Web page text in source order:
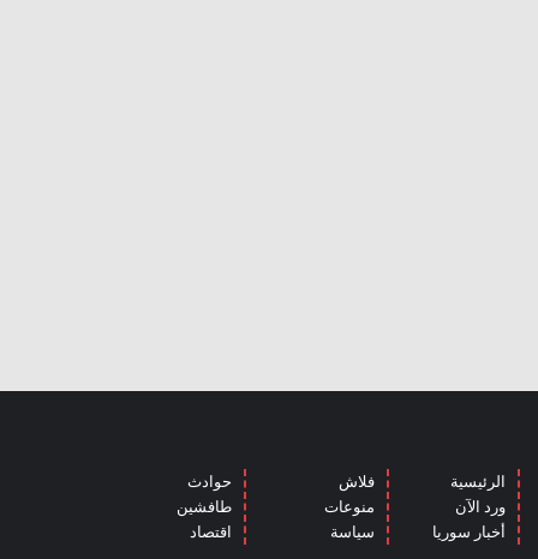
الرئيسية
ورد الآن
أخبار سوريا
فلاش
منوعات
سياسة
حوادث
طافشين
اقتصاد